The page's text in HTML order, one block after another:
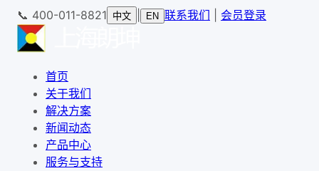
📞 400-011-8821 中文 EN 联系我们 会员登录
首页
关于我们
解决方案
新闻动态
产品中心
服务与支持